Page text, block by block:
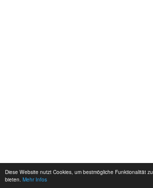
Diese Website nutzt Cookies, um bestmögliche Funktionalität zu
bieten. Mehr Infos